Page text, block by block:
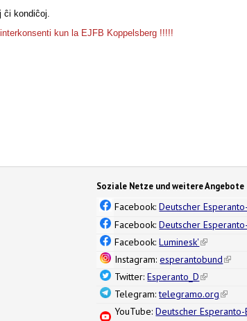
ĉi kondiĉoj.
kun la EJFB Koppelsberg !!!!!
Soziale Netze und weitere Angebote
Facebook:Deutscher
Facebook:Deutscher
Facebook:Luminesk'(link is
Instagram:esperantobund(link
Twitter:Esperanto_D(link is
Telegram:telegramo.org(link is
YouTube:Deutscher